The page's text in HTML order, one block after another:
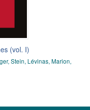
(vol. I)
Stein, Lévinas, Marion,